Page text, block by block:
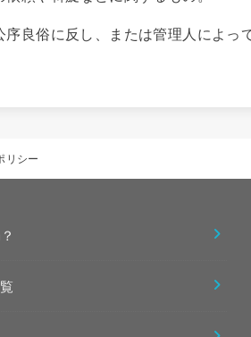
序良俗に反し、または管理人によっ
リシー